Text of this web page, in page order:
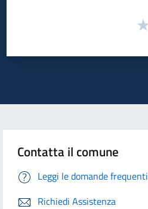
Contatta il comune
Leggi le domande frequenti
Richiedi Assistenza